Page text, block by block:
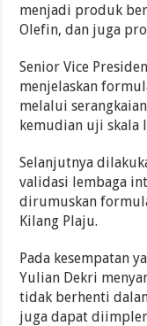
menjadi produk
Olefin, dan juga
Senior Vice
menjelaskan
melalui
kemudian uji skala
Selanjutnya
validasi lembaga
dirumuskan
Kilang Plaju.
Pada kesempatan
Yulian Dekri
tidak berhenti
juga dapat